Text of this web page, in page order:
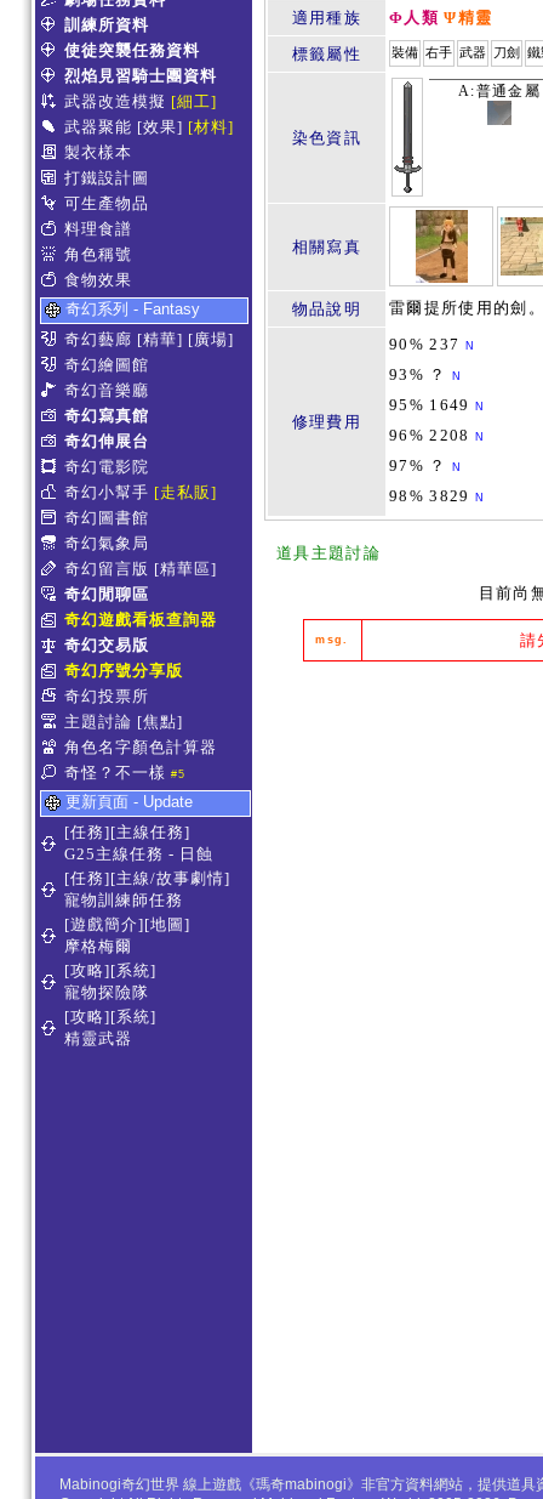
訓練所資料
使徒突襲任務資料
烈焰見習騎士團資料
武器改造模擬 [細工]
武器聚能 [效果] [材料]
製衣樣本
打鐵設計圖
可生產物品
料理食譜
角色稱號
食物效果
奇幻系列 - Fantasy
奇幻藝廊 [精華] [廣場]
奇幻繪圖館
奇幻音樂廳
奇幻寫真館
奇幻伸展台
奇幻電影院
奇幻小幫手 [走私販]
奇幻圖書館
奇幻氣象局
奇幻留言版 [精華區]
奇幻閒聊區
奇幻遊戲看板查詢器
奇幻交易版
奇幻序號分享版
奇幻投票所
主題討論 [焦點]
角色名字顏色計算器
奇怪？不一樣 #5
更新頁面 - Update
[任務][主線任務]
G25主線任務 - 日蝕
[任務][主線/故事劇情]
寵物訓練師任務
[遊戲簡介][地圖]
摩格梅爾
[攻略][系統]
寵物探險隊
[攻略][系統]
精靈武器
適用種族 Φ人類 Ψ精靈
標籤屬性
裝備 右手 武器 刀劍 鐵
染色資訊
A:普通金屬
相關寫真
物品說明 雷爾提所使用的劍
修理費用
90% 237 N
93% ？ N
95% 1649 N
96% 2208 N
97% ？ N
98% 3829 N
道具主題討論
目前尚
msg. 請
Mabinogi奇幻世界 線上遊戲《瑪奇mabinogi》非官方資料網站，提供道